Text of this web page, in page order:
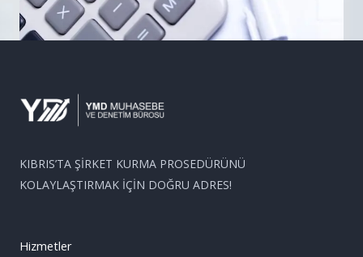
KIBRIS’TA ŞİRKET KURMA PROSEDÜRÜNÜ
KOLAYLAŞTIRMAK İÇİN DOĞRU ADRES!
Hizmetler